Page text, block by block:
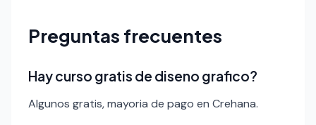
Preguntas frecuentes
Hay curso gratis de diseno grafico?
Algunos gratis, mayoria de pago en Crehana.